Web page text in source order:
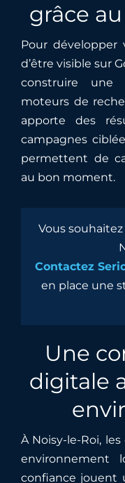
grâce
Pour développer
d’être visible sur
construire une
moteurs de
apporte des
campagnes
permettent de
au bon moment.
Vous
Contactez
en place une
Une
digitale
À Noisy-le-Roi,
confiance jouent